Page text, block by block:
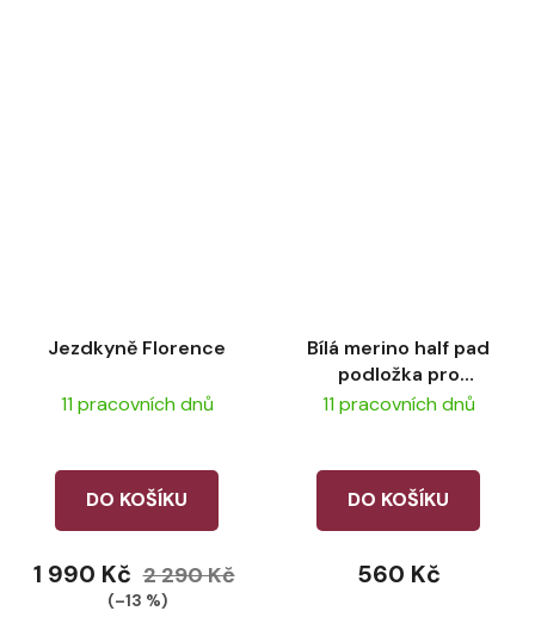
Jezdkyně Florence
11 pracovních dnů
DO KOŠÍKU
1 990 Kč 2 290 Kč
(–13 %)
Bílá merino half pad
podložka pro
plyšového koňe
11 pracovních dnů
DO KOŠÍKU
560 Kč